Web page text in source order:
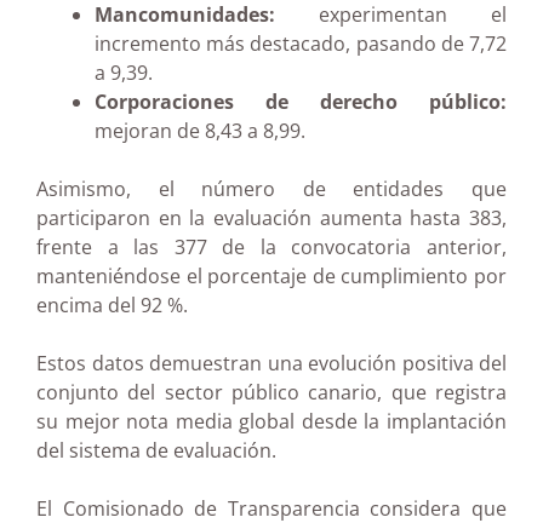
Mancomunidades: experimentan el
incremento más destacado, pasando de 7,72
a 9,39.
Corporaciones de derecho público:
mejoran de 8,43 a 8,99.
Asimismo, el número de entidades que
participaron en la evaluación aumenta hasta 383,
frente a las 377 de la convocatoria anterior,
manteniéndose el porcentaje de cumplimiento por
encima del 92 %.
Estos datos demuestran una evolución positiva del
conjunto del sector público canario, que registra
su mejor nota media global desde la implantación
del sistema de evaluación.
El Comisionado de Transparencia considera que